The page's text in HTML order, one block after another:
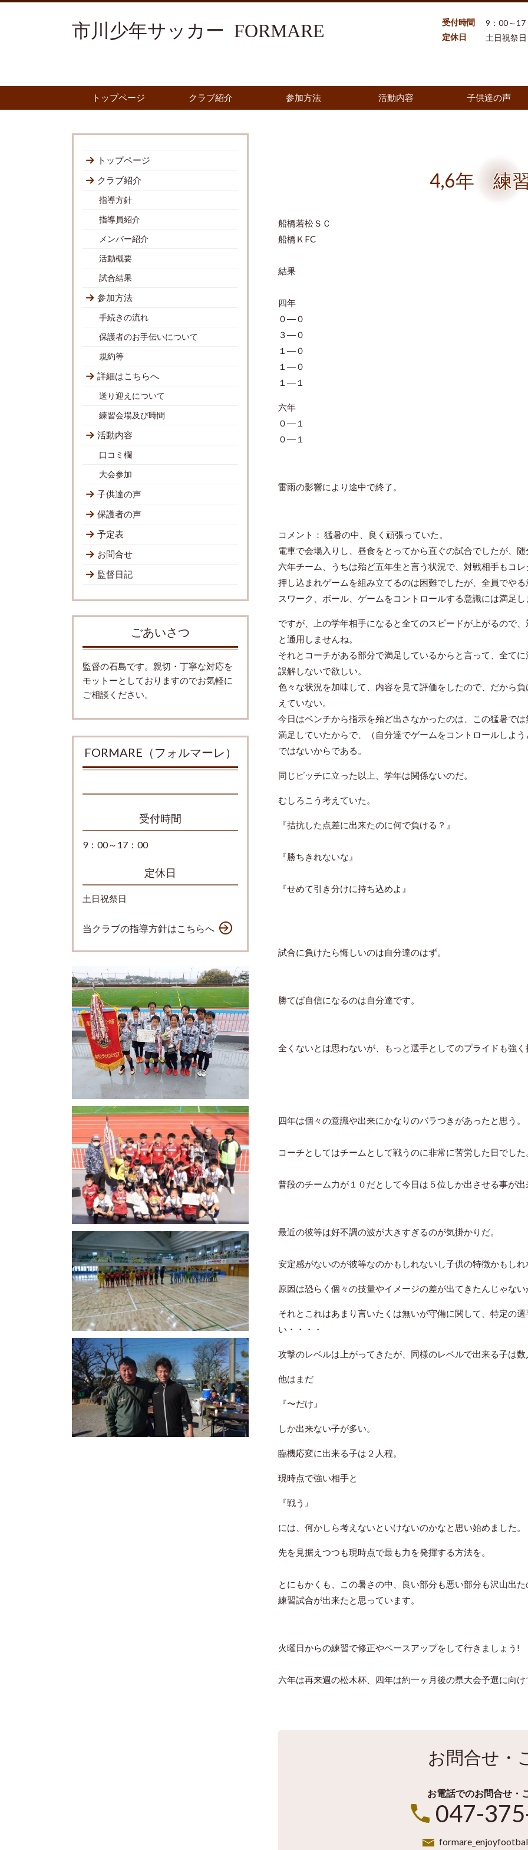
市川少年サッカー FORMARE 受付時間
9：00～17
定休日
土日祝祭日
トップページ クラブ紹介 参加方法 活動内容 子供達の声
4,6年 練
船橋若松ＳＣ
船橋ＫFC
結果
四年
０―０
３―０
１―０
１―０
１―１
六年
０―１
０―１
雷雨の影響により途中で終了。
コメント： 猛暑の中、良く頑張っていた。
電車で会場入りし、昼食をとってから直ぐの試合でしたが、随
六年チーム、うちは殆ど五年生と言う状況で、対戦相手もコ
押し込まれゲームを組み立てるのは困難でしたが、全員でや
スワーク、ボール、ゲームをコントロールする意識には満足し
ですが、上の学年相手になると全てのスピードが上がるので
と通用しませんね。
それとコーチがある部分で満足しているからと言って、全て
誤解しないで欲しい。
色々な状況を加味して、内容を見て評価をしたので、だから
えていない。
今日はベンチから指示を殆ど出さなかったのは、この猛暑で
満足していたからで、（自分達でゲームをコントロールしよ
ではないからである。
同じピッチに立った以上、学年は関係ないのだ。
むしろこう考えていた。
『拮抗した点差に出来たのに何で負ける？』
『勝ちきれないな』
『せめて引き分けに持ち込めよ』
試合に負けたら悔しいのは自分達のはず。
勝てば自信になるのは自分達です。
全くないとは思わないが、もっと選手としてのプライドも強く
四年は個々の意識や出来にかなりのバラつきがあったと思う。
コーチとしてはチームとして戦うのに非常に苦労した日でした
普段のチーム力が１０だとして今日は５位しか出させる事が出
最近の彼等は好不調の波が大きすぎるのが気掛かりだ。
安定感がないのが彼等なのかもしれないし子供の特徴かもし
原因は恐らく個々の技量やイメージの差が出てきたんじゃない
それとこれはあまり言いたくは無いが守備に関して、特定の
い・・・・
攻撃のレベルは上がってきたが、同様のレベルで出来る子は数
他はまだ
『〜だけ』
しか出来ない子が多い。
臨機応変に出来る子は２人程。
現時点で強い相手と
『戦う』
には、何かしら考えないといけないのかなと思い始めました。
先を見据えつつも現時点で最も力を発揮する方法を。
とにもかくも、この暑さの中、良い部分も悪い部分も沢山出
練習試合が出来たと思っています。
火曜日からの練習で修正やベースアップをして行きましょう!
六年は再来週の松木杯、四年は約一ヶ月後の県大会予選に向
お問合せ・
お電話でのお問合せ・
047-
トップページ
クラブ紹介
指導方針
指導員紹介
メンバー紹介
活動概要
試合結果
参加方法
手続きの流れ
保護者のお手伝いについて
規約等
詳細はこちらへ
送り迎えについて
練習会場及び時間
活動内容
口コミ欄
大会参加
子供達の声
保護者の声
予定表
お問合せ
監督日記
ごあいさつ
監督の石島です。親切・丁寧な対応を
モットーとしておりますのでお気軽に
ご相談ください。
FORMARE（フォルマーレ）
受付時間
9：00～17：00
定休日
土日祝祭日
当クラブの指導方針はこちらへ